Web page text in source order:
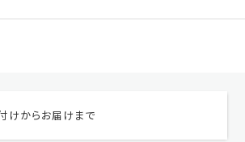
けからお届けまで